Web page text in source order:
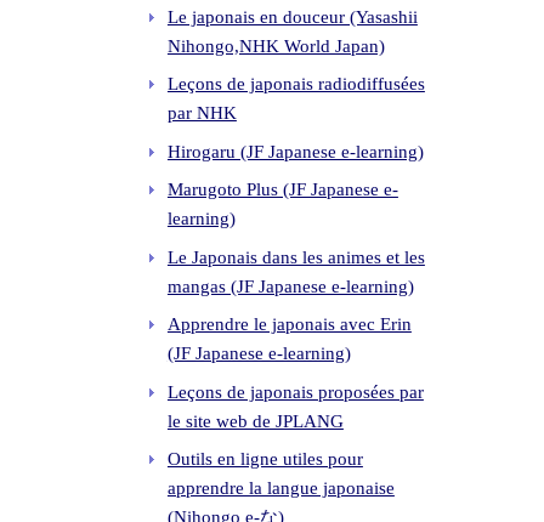
Le japonais en douceur (Yasashii
Nihongo,NHK World Japan)
Leçons de japonais radiodiffusées
par NHK
Hirogaru (JF Japanese e-learning)
Marugoto Plus (JF Japanese e-
learning)
Le Japonais dans les animes et les
mangas (JF Japanese e-learning)
Apprendre le japonais avec Erin
(JF Japanese e-learning)
Leçons de japonais proposées par
le site web de JPLANG
Outils en ligne utiles pour
apprendre la langue japonaise
(Nihongo e-な)